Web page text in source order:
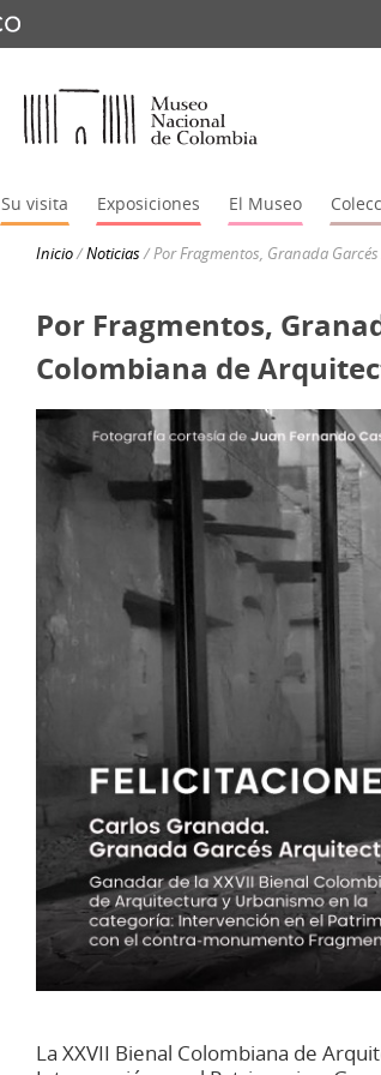
Su visita Exposiciones El Museo
Inicio/Noticias/Por Fragmentos, Granada
Por Fragmentos,
Colombiana de
La XXVII Bienal Colombiana de